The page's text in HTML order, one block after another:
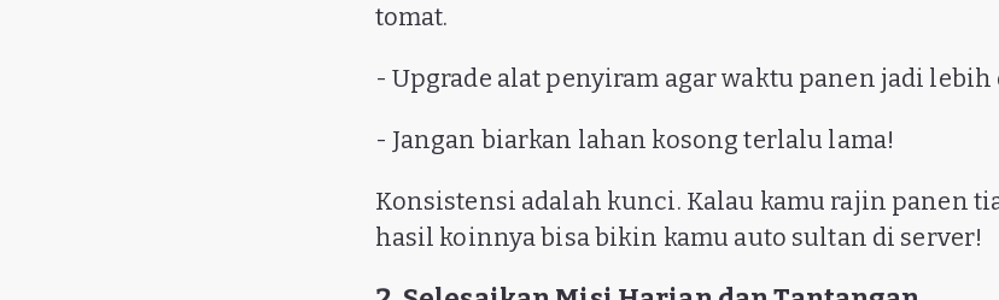
tomat.
- Upgrade alat penyiram agar waktu panen jadi lebih
- Jangan biarkan lahan kosong terlalu lama!
Konsistensi adalah kunci. Kalau kamu rajin panen
hasil koinnya bisa bikin kamu auto sultan di server!